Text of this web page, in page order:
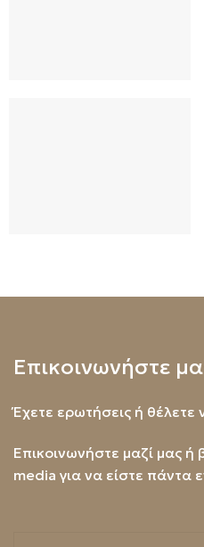
Επικοινωνήστε
Έχετε ερωτήσεις ή
Επικοινωνήστε μαζί μας ή
media για να είστε πάντα